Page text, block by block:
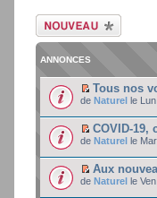
Ecrire un nouveau
sujet
ANNONCES
Tous nos
de Naturel le
COVID-19,
de Naturel le
Aux
de Naturel le